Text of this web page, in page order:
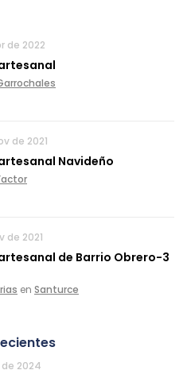
de 2022
de 2021
Navideño
de 2021
de Barrio Obrero-3
en Santurce
de 2024